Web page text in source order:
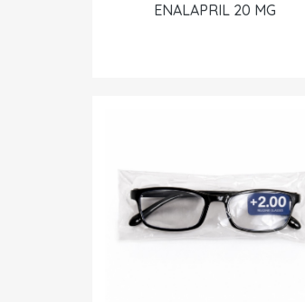
ENALAPRIL 20 MG